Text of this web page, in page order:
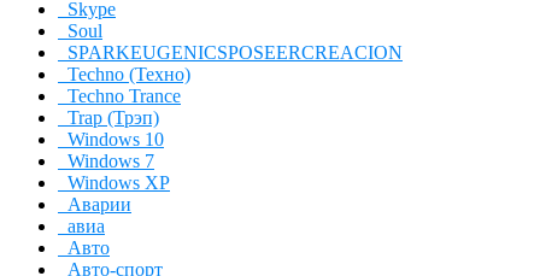
Skype
Soul
SPARKEUGENICSPOSEERCREACION
Techno (Техно)
Techno Trance
Trap (Трэп)
Windows 10
Windows 7
Windows XP
Аварии
авиа
Авто
Авто-спорт